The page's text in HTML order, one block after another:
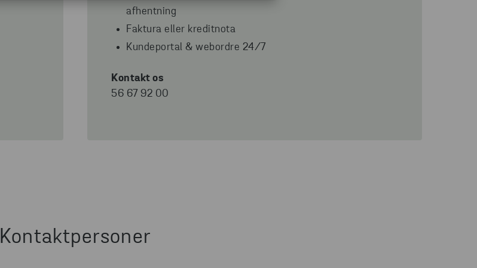
afhentning
Faktura eller kreditnota
Kundeportal & webordre 24/7
Kontakt os
56 67 92 00
Kontaktpersoner